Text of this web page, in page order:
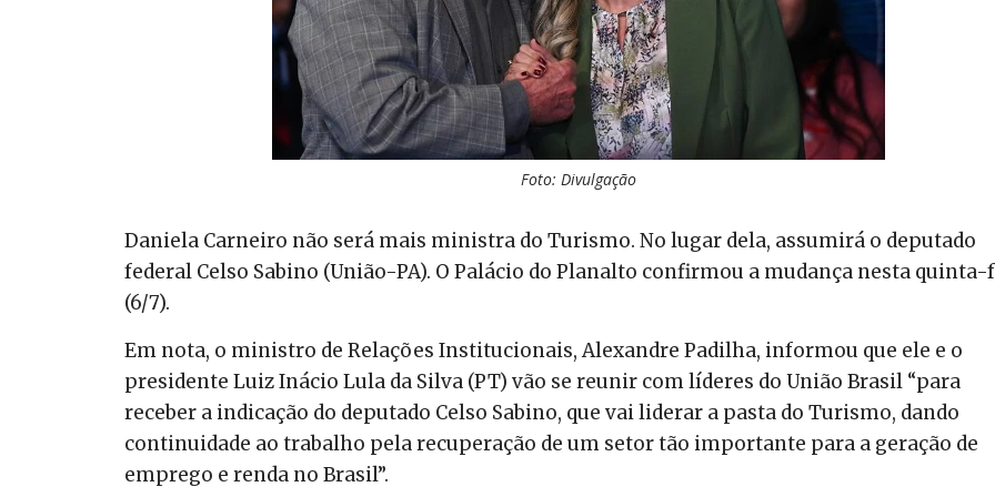
Foto: Divulgação
Daniela Carneiro não será mais ministra do Turismo. No lugar dela, assumirá o deputado
federal Celso Sabino (União-PA). O Palácio do Planalto confirmou a mudança nesta
(6/7).
Em nota, o ministro de Relações Institucionais, Alexandre Padilha, informou que ele e o
presidente Luiz Inácio Lula da Silva (PT) vão se reunir com líderes do União Brasil “para
receber a indicação do deputado Celso Sabino, que vai liderar a pasta do Turismo, dando
continuidade ao trabalho pela recuperação de um setor tão importante para a geração de
emprego e renda no Brasil”.